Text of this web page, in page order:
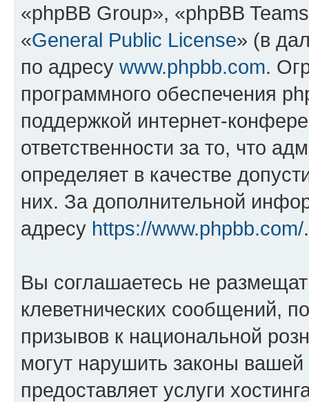
«phpBB Group», «phpBB
«General Public License» (в
по адресу www.phpbb.com.
программного обеспечения
поддержкой интернет-
ответственности за то, что
определяет в качестве
них. За дополнительной
адресу https://www.phpbb.com/.
Вы соглашаетесь не
клеветнических сообщений,
призывов к национальной
могут нарушить законы
предоставляет услуги